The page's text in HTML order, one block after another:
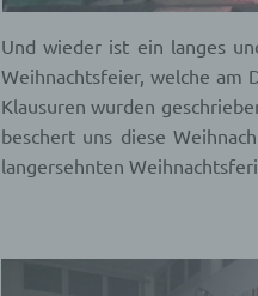
Und wieder ist ein langes
Weihnachtsfeier, welche am
Klausuren wurden
beschert uns diese
langersehnten